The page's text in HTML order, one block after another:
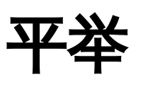
平举